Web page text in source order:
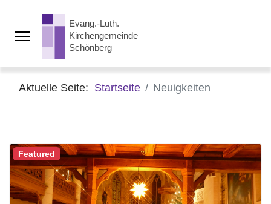
Aktuelle Seite: Startseite Neuigkeiten
Featured